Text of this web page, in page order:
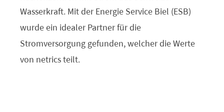
Wasserkraft. Mit der Energie Service Biel (ESB)
wurde ein idealer Partner für die
Stromversorgung gefunden, welcher die Werte
von netrics teilt.